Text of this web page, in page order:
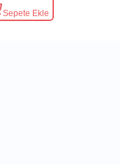
Sepete Ekle